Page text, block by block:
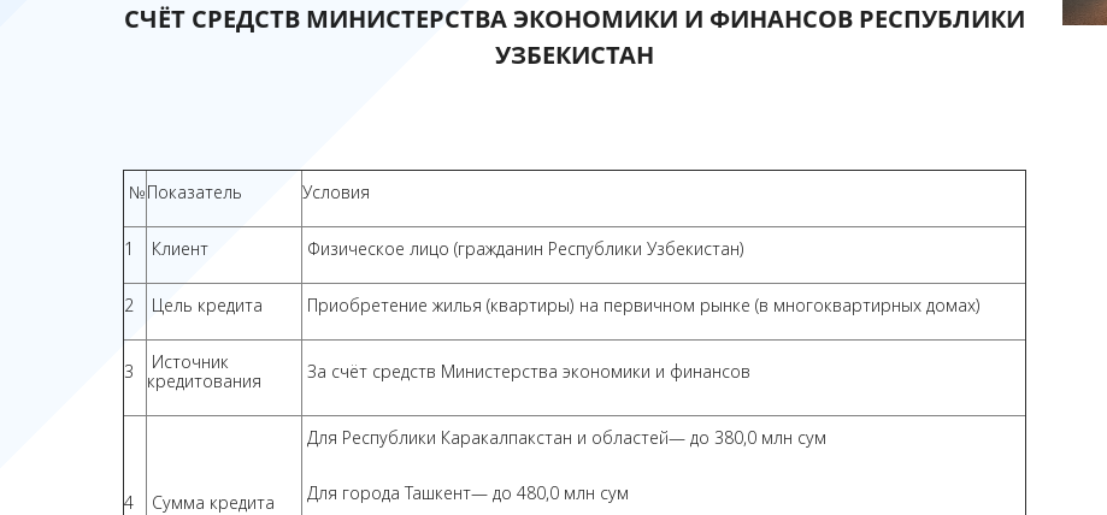
СЧЁТ СРЕДСТВ МИНИСТЕРСТВА ЭКОНОМИКИ И ФИНАНСОВ РЕСПУБЛИКИ
УЗБЕКИСТАН
№Показатель Условия
1 Клиент Физическое лицо (гражданин Республики Узбекистан)
2 Цель кредита Приобретение жилья (квартиры) на первичном рынке (в многоквартирных домах)
3
Источник
кредитования
За счёт средств Министерства экономики и финансов
4 Сумма кредита
Для Республики Каракалпакстан и областей— до 380,0 млн сум
Для города Ташкент— до 480,0 млн сум